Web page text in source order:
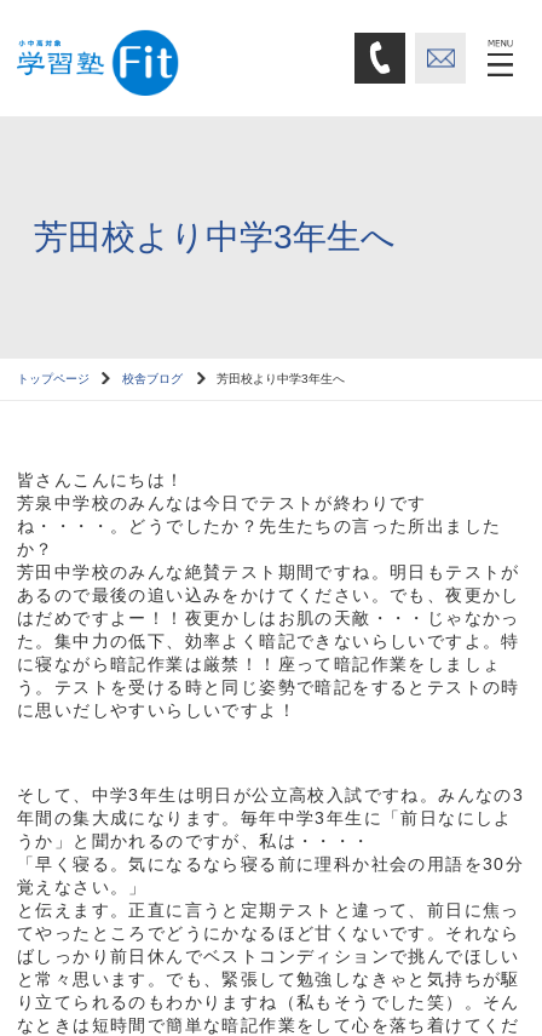
芳田校より中学3年生へ
トップページ 校舎ブログ 芳田校より中学3年生へ
皆さんこんにちは！
芳泉中学校のみんなは今日でテストが終わりです
ね・・・・。どうでしたか？先生たちの言った所出ました
か？
芳田中学校のみんな絶賛テスト期間ですね。明日もテストが
あるので最後の追い込みをかけてください。でも、夜更かし
はだめですよー！！夜更かしはお肌の天敵・・・じゃなかっ
た。集中力の低下、効率よく暗記できないらしいですよ。特
に寝ながら暗記作業は厳禁！！座って暗記作業をしましょ
う。テストを受ける時と同じ姿勢で暗記をするとテストの時
に思いだしやすいらしいですよ！
そして、中学3年生は明日が公立高校入試ですね。みんなの3
年間の集大成になります。毎年中学3年生に「前日なにしよ
うか」と聞かれるのですが、私は・・・・
「早く寝る。気になるなら寝る前に理科か社会の用語を30分
覚えなさい。」
と伝えます。正直に言うと定期テストと違って、前日に焦っ
てやったところでどうにかなるほど甘くないです。それなら
ばしっかり前日休んでベストコンディションで挑んでほしい
と常々思います。でも、緊張して勉強しなきゃと気持ちが駆
り立てられるのもわかりますね（私もそうでした笑）。そん
なときは短時間で簡単な暗記作業をして心を落ち着けてくだ